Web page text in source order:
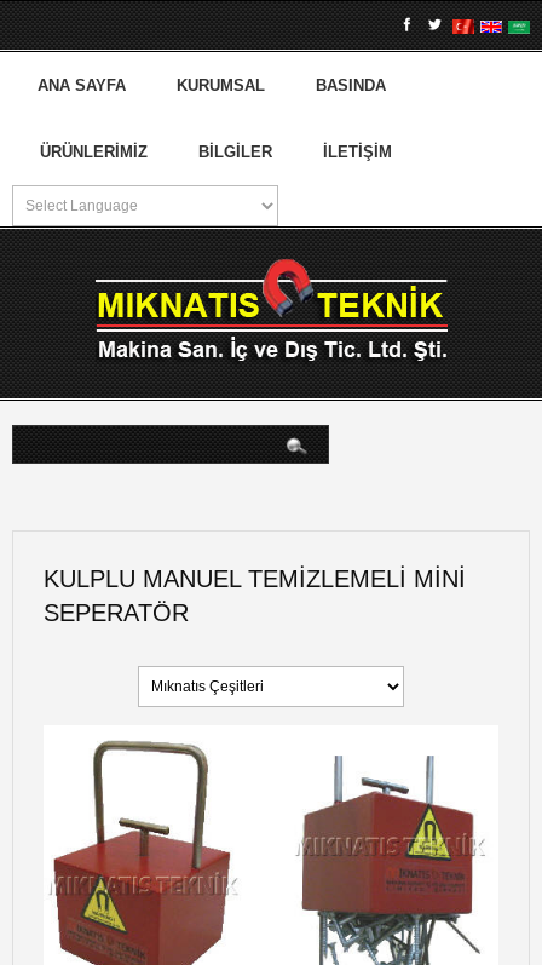
ANA SAYFA KURUMSAL BASINDA
ÜRÜNLERIMIZ BILGILER İLETIŞIM
arama...
KULPLU MANUEL TEMIZLEMELI MINI
SEPERATÖR